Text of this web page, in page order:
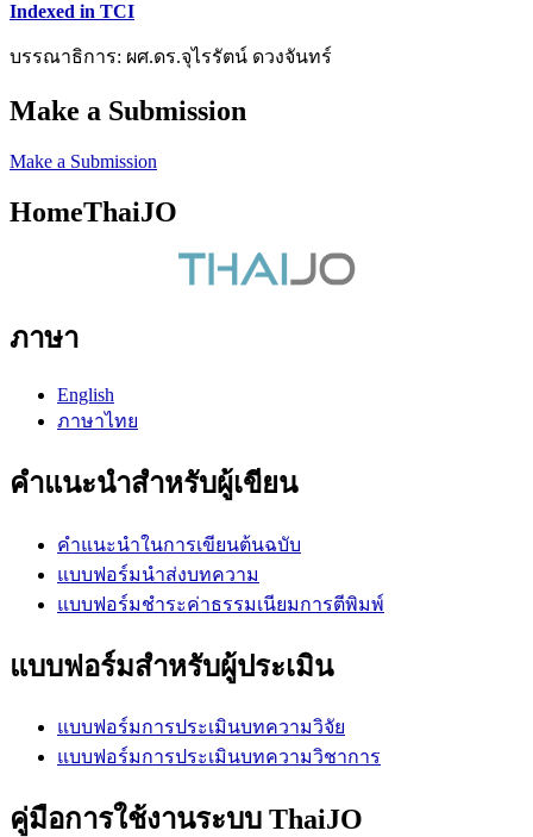
Indexed in TCI
บรรณาธิการ: ผศ.ดร.จุไรรัตน์ ดวงจันทร์
Make a Submission
Make a Submission
HomeThaiJO
ภาษา
English
ภาษาไทย
คำแนะนำสำหรับผู้เขียน
คำแนะนำในการเขียนต้นฉบับ
แบบฟอร์มนำส่งบทความ
แบบฟอร์มชำระค่าธรรมเนียมการตีพิมพ์
แบบฟอร์มสำหรับผู้ประเมิน
แบบฟอร์มการประเมินบทความวิจัย
แบบฟอร์มการประเมินบทความวิชาการ
คู่มือการใช้งานระบบ ThaiJO